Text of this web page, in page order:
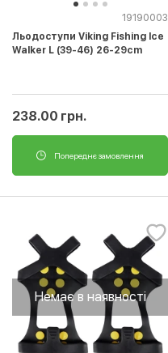
19190003
Льодоступи Viking Fishing Ice
Walker L (39-46) 26-29cm
238.00 грн.
Попереднє замовлення
Немає в наявності